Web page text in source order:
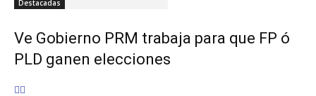
Destacadas
Ve Gobierno PRM trabaja para que FP ó
PLD ganen elecciones